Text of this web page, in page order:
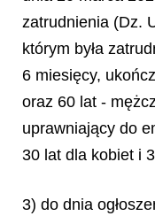
zatrudnienia (Dz.
którym była
6 miesięcy,
oraz 60 lat -
uprawniający do
30 lat dla kobiet i
3) do dnia